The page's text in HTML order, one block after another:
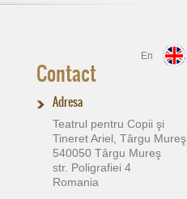
En
Contact
Adresa
Teatrul pentru Copii şi
Tineret Ariel, Târgu Mureş
540050 Târgu Mureş
str. Poligrafiei 4
Romania